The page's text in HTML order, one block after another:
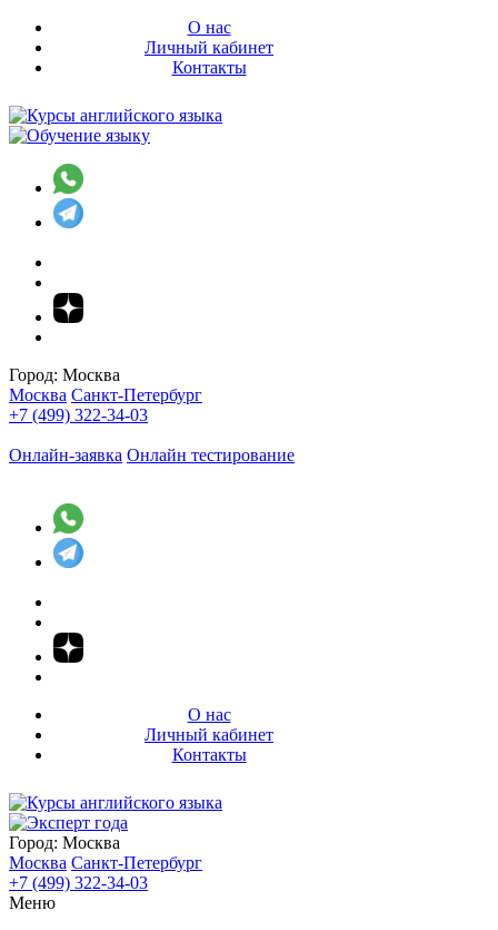
О нас
Личный кабинет
Контакты
Город: Москва
Москва Санкт-Петербург
+7 (499) 322-34-03
Онлайн-заявка Онлайн тестирование
О нас
Личный кабинет
Контакты
Город: Москва
Москва Санкт-Петербург
+7 (499) 322-34-03
Меню